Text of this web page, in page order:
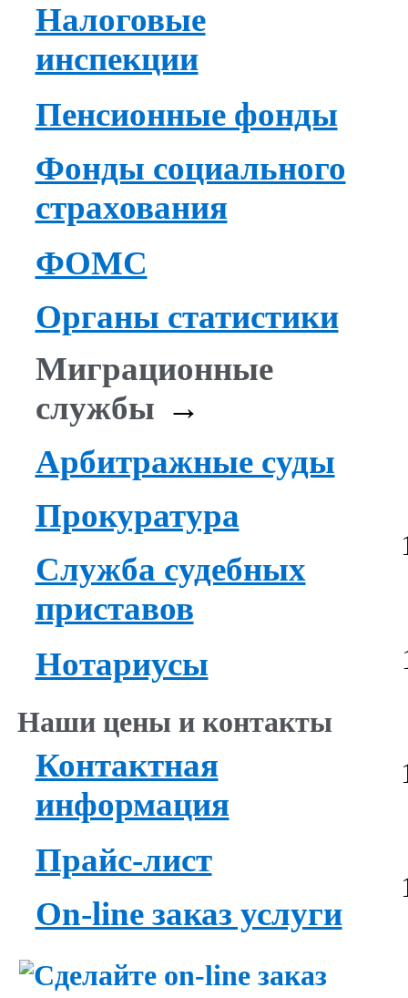
Налоговые
инспекции
Пенсионные фонды
Фонды социального
страхования
ФОМС
Органы статистики
Миграционные
службы →
Арбитражные суды
Прокуратура
Служба судебных
приставов
Нотариусы
Наши цены и контакты
Контактная
информация
Прайс-лист
On-line заказ услуги